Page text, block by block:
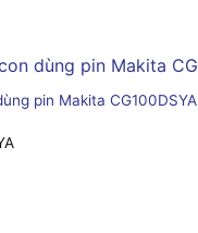
pin Makita CG100DSYA